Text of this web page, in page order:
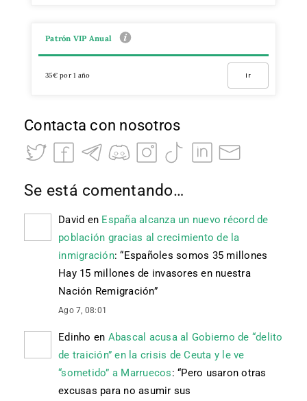
Patrón VIP Anual
35€ por 1 año Ir
Contacta con nosotros
Se está comentando…
David en España alcanza un nuevo récord de
población gracias al crecimiento de la
inmigración: “Españoles somos 35 millones
Hay 15 millones de invasores en nuestra
Nación Remigración”
Ago 7, 08:01
Edinho en Abascal acusa al Gobierno de “delito
de traición” en la crisis de Ceuta y le ve
“sometido” a Marruecos: “Pero usaron otras
excusas para no asumir sus